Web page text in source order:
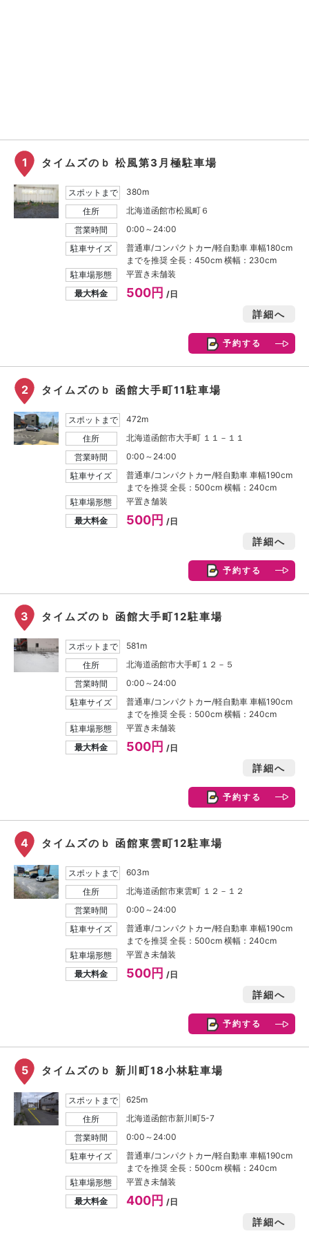
1 タイムズのｂ 松風第3月極駐車場
スポットまで
380m
住所
北海道函館市松風町６
営業時間
0:00～24:00
駐車サイズ
普通車/コンパクトカー/軽自動車 車幅180cm
までを推奨 全長：450cm 横幅：230cm
駐車場形態
平置き未舗装
最大料金
500円/日
詳細へ
予約する
2 タイムズのｂ 函館大手町11駐車場
スポットまで
472m
住所
北海道函館市大手町 １１－１１
営業時間
0:00～24:00
駐車サイズ
普通車/コンパクトカー/軽自動車 車幅190cm
までを推奨 全長：500cm 横幅：240cm
駐車場形態
平置き舗装
最大料金
500円 /日
詳細へ
予約する
3 タイムズのｂ 函館大手町12駐車場
スポットまで
581m
住所
北海道函館市大手町１２－５
営業時間
0:00～24:00
駐車サイズ
普通車/コンパクトカー/軽自動車 車幅190cm
までを推奨 全長：500cm 横幅：240cm
駐車場形態
平置き未舗装
最大料金
500円 /日
詳細へ
予約する
4 タイムズのｂ 函館東雲町12駐車場
スポットまで
603m
住所
北海道函館市東雲町 １２－１２
営業時間
0:00～24:00
駐車サイズ
普通車/コンパクトカー/軽自動車 車幅190cm
までを推奨 全長：500cm 横幅：240cm
駐車場形態
平置き未舗装
最大料金
500円/日
詳細へ
予約する
5 タイムズのｂ 新川町18小林駐車場
スポットまで
625m
住所
北海道函館市新川町5-7
営業時間
0:00～24:00
駐車サイズ
普通車/コンパクトカー/軽自動車 車幅190cm
までを推奨 全長：500cm 横幅：240cm
駐車場形態
平置き未舗装
最大料金
400円 /日
詳細へ